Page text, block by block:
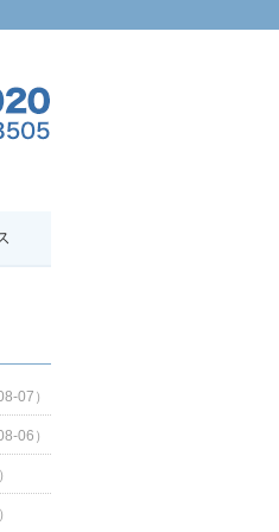
07）
06）